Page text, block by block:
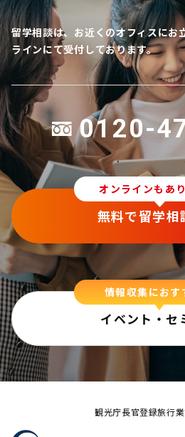
留学相談は、お近くのオフィスにお
ラインにて受付しております。
0120-
オンラインもあ
無料で留学相
情報収集におす
イベント・セ
観光庁長官登録旅行